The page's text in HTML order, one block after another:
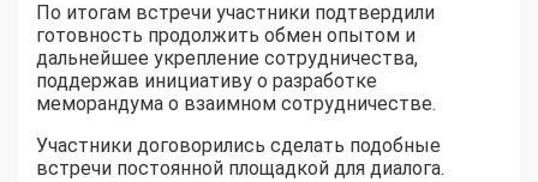
По итогам встречи участники подтвердили
готовность продолжить обмен опытом и
дальнейшее укрепление сотрудничества,
поддержав инициативу о разработке
меморандума о взаимном сотрудничестве.
Участники договорились сделать подобные
встречи постоянной площадкой для диалога.